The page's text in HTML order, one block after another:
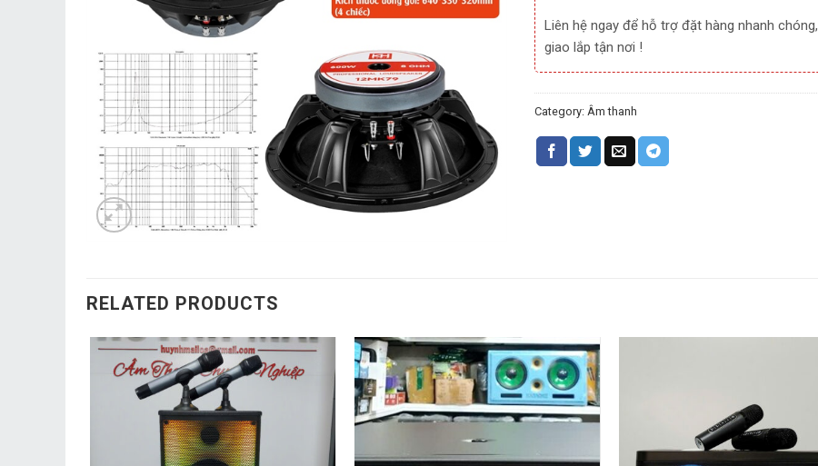
Liên hệ ngay để hỗ trợ đặt hàng nhanh chóng,
giao lắp tận nơi !
Category: Âm thanh
RELATED PRODUCTS